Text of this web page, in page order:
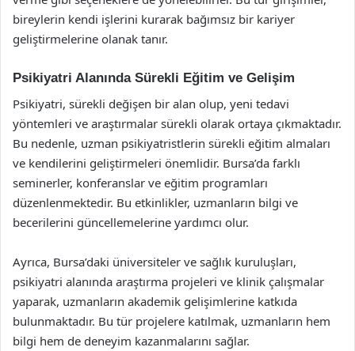
bireylerin kendi işlerini kurarak bağımsız bir kariyer
geliştirmelerine olanak tanır.
Psikiyatri Alanında Sürekli Eğitim ve Gelişim
Psikiyatri, sürekli değişen bir alan olup, yeni tedavi
yöntemleri ve araştırmalar sürekli olarak ortaya çıkmaktadır.
Bu nedenle, uzman psikiyatristlerin sürekli eğitim almaları
ve kendilerini geliştirmeleri önemlidir. Bursa’da farklı
seminerler, konferanslar ve eğitim programları
düzenlenmektedir. Bu etkinlikler, uzmanların bilgi ve
becerilerini güncellemelerine yardımcı olur.
Ayrıca, Bursa’daki üniversiteler ve sağlık kuruluşları,
psikiyatri alanında araştırma projeleri ve klinik çalışmalar
yaparak, uzmanların akademik gelişimlerine katkıda
bulunmaktadır. Bu tür projelere katılmak, uzmanların hem
bilgi hem de deneyim kazanmalarını sağlar.